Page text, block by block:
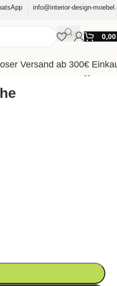
info@interior-design-
Versand ab 300€